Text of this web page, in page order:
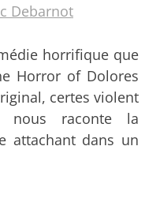
Debarnot
horrifique que
Horror of Dolores
certes violent
nous raconte la
attachant dans un